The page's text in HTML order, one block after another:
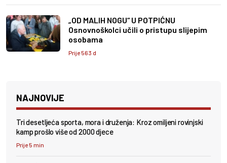
„OD MALIH NOGU“ U POTPIĆNU
Osnovnoškolci učili o pristupu slijepim
osobama
Prije 563 d
NAJNOVIJE
Tri desetljeća sporta, mora i druženja: Kroz omiljeni rovinjski
kamp prošlo više od 2000 djece
Prije 5 min